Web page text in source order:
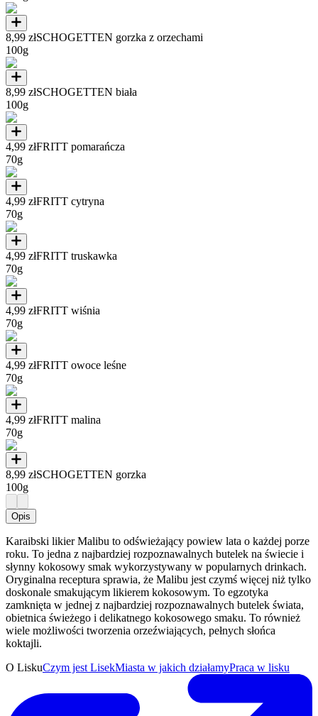
8,99 złSCHOGETTEN gorzka z orzechami
100g
8,99 złSCHOGETTEN biała
100g
4,99 złFRITT pomarańcza
70g
4,99 złFRITT cytryna
70g
4,99 złFRITT truskawka
70g
4,99 złFRITT wiśnia
70g
4,99 złFRITT owoce leśne
70g
4,99 złFRITT malina
70g
8,99 złSCHOGETTEN gorzka
100g
Opis
Karaibski likier Malibu to odświeżający powiew lata o każdej porze
roku. To jedna z najbardziej rozpoznawalnych butelek na świecie i
słynny kokosowy smak wykorzystywany w popularnych drinkach.
Oryginalna receptura sprawia, że Malibu jest czymś więcej niż tylko
doskonale smakującym likierem kokosowym. To egzotyka
zamknięta w jednej z najbardziej rozpoznawalnych butelek świata,
obietnica świeżego i delikatnego kokosowego smaku. To również
wiele możliwości tworzenia orzeźwiających, pełnych słońca
koktajli.
O LiskuCzym jest LisekMiasta w jakich działamyPraca w lisku